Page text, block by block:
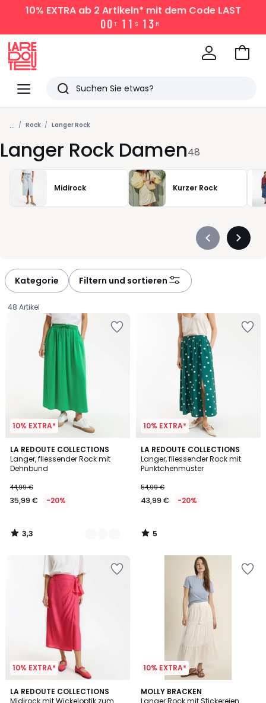
10% EXTRAab 2 Artikeln* mit dem Code LAST
00 T 1 1 S 1 3 M
Menü
Redoute
Suchen
Zuletzt
angesehen
Artikel
Zum
... Rock Langer Rock
Langer Rock Damen48
Midirock Kurzer Rock
Précédent
Kategorie Filtern und sortieren
48 Artikel
10% EXTRA*
LA REDOUTE COLLECTIONS
Langer, fliessender Rock mit
Dehnbund
€
Statt
€
20%
angewendet.
44,99 €
35,99 € -20%
3,3
/ 5
2
Farben
3,3
/
10% EXTRA*
LA REDOUTE COLLECTIONS
Langer, fliessender Rock mit
Pünktchenmuster
54,99 €
43,99 € -20%
5
/
5
5
/
10% EXTRA*
LA REDOUTE COLLECTIONS
Midirock mit Wickeloptik zum
10% EXTRA*
MOLLY BRACKEN
Langer Rock mit Stickereien